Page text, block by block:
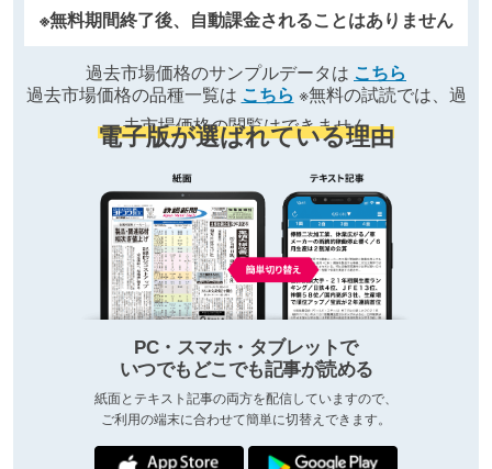
※無料期間終了後、自動課金されることはありません
過去市場価格のサンプルデータは こちら
過去市場価格の品種一覧は こちら ※無料の試読では、過
去市場価格の閲覧はできません
電子版が選ばれている理由
PC・スマホ・タブレットで
いつでもどこでも記事が読める
紙面とテキスト記事の両方を配信していますので、
ご利用の端末に合わせて簡単に切替えできます。